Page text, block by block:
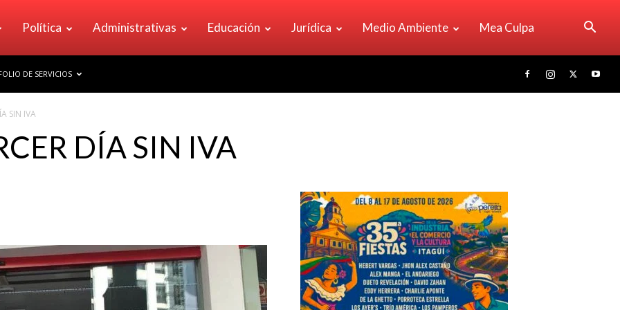
Política Administrativas Educación Jurídica Medio Ambiente Mea Culpa
DE SERVICIOS
SIN IVA
DÍA SIN IVA